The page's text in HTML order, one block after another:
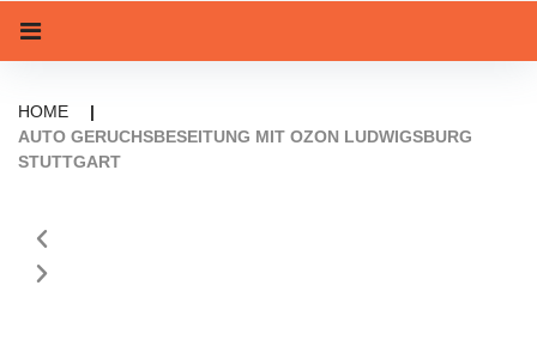
HOME
|
AUTO GERUCHSBESEITUNG MIT OZON LUDWIGSBURG
STUTTGART